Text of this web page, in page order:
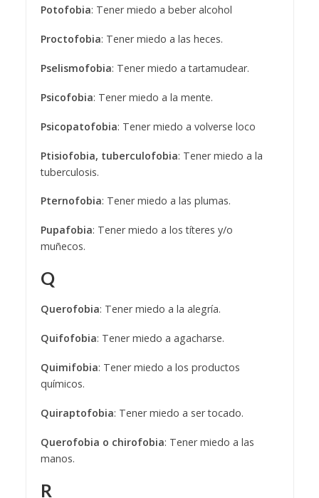
Potofobia: Tener miedo a beber alcohol
Proctofobia: Tener miedo a las heces.
Pselismofobia: Tener miedo a tartamudear.
Psicofobia: Tener miedo a la mente.
Psicopatofobia: Tener miedo a volverse loco
Ptisiofobia, tuberculofobia: Tener miedo a la
tuberculosis.
Pternofobia: Tener miedo a las plumas.
Pupafobia: Tener miedo a los títeres y/o
muñecos.
Q
Querofobia: Tener miedo a la alegría.
Quifofobia: Tener miedo a agacharse.
Quimifobia: Tener miedo a los productos
químicos.
Quiraptofobia: Tener miedo a ser tocado.
Querofobia o chirofobia: Tener miedo a las
manos.
R